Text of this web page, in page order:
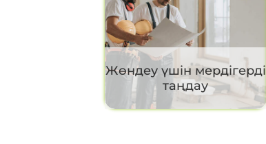
Жөндеу үшін мердігерді
таңдау